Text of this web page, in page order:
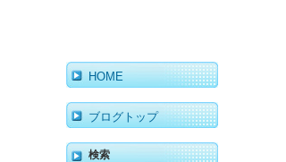
HOME
ブログトップ
検索